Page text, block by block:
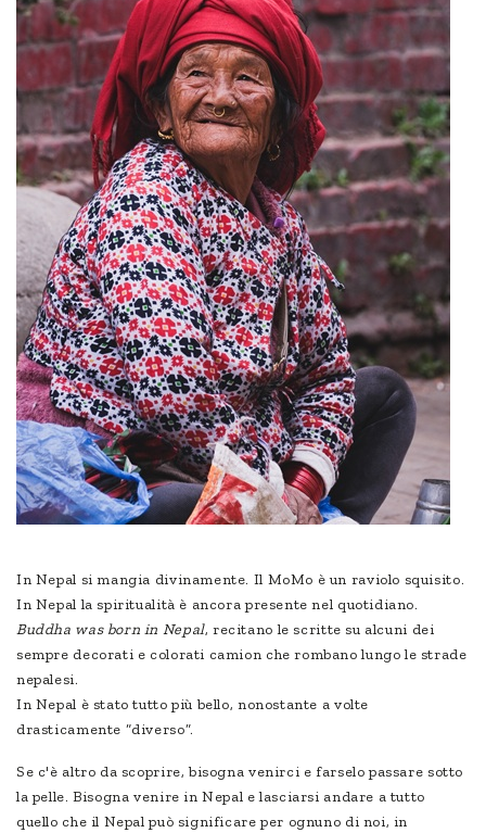
In Nepal si mangia divinamente. Il MoMo è un raviolo squisito.
In Nepal la spiritualità è ancora presente nel quotidiano.
Buddha was born in Nepal, recitano le scritte su alcuni dei
sempre decorati e colorati camion che rombano lungo le strade
nepalesi.
In Nepal è stato tutto più bello, nonostante a volte
drasticamente “diverso”.
Se c'è altro da scoprire, bisogna venirci e farselo passare sotto
la pelle. Bisogna venire in Nepal e lasciarsi andare a tutto
quello che il Nepal può significare per ognuno di noi, in